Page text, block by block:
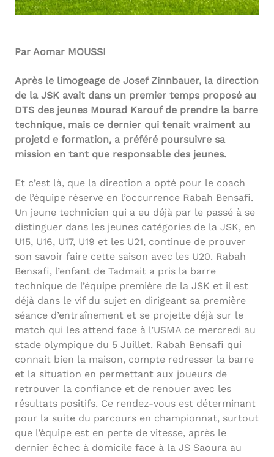
Par Aomar MOUSSI
Après le limogeage de Josef Zinnbauer, la direction
de la JSK avait dans un premier temps proposé au
DTS des jeunes Mourad Karouf de prendre la barre
technique, mais ce dernier qui tenait vraiment au
projetd e formation, a préféré poursuivre sa
mission en tant que responsable des jeunes.
Et c’est là, que la direction a opté pour le coach
de l’équipe réserve en l’occurrence Rabah Bensafi.
Un jeune technicien qui a eu déjà par le passé à se
distinguer dans les jeunes catégories de la JSK, en
U15, U16, U17, U19 et les U21, continue de prouver
son savoir faire cette saison avec les U20. Rabah
Bensafi, l’enfant de Tadmait a pris la barre
technique de l’équipe première de la JSK et il est
déjà dans le vif du sujet en dirigeant sa première
séance d’entraînement et se projette déjà sur le
match qui les attend face à l’USMA ce mercredi au
stade olympique du 5 Juillet. Rabah Bensafi qui
connait bien la maison, compte redresser la barre
et la situation en permettant aux joueurs de
retrouver la confiance et de renouer avec les
résultats positifs. Ce rendez-vous est déterminant
pour la suite du parcours en championnat, surtout
que l’équipe est en perte de vitesse, après le
dernier échec à domicile face à la JS Saoura au